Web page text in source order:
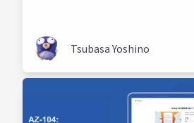
Tsubasa Yoshino